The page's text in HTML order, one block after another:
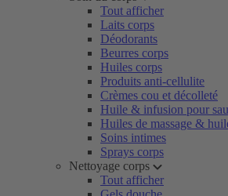
Tout afficher
Laits corps
Déodorants
Beurres corps
Huiles corps
Produits anti-cellulite
Crèmes cou et décolleté
Huile & infusion pour
Huiles de massage &
Soins intimes
Sprays corps
Nettoyage corps
Tout afficher